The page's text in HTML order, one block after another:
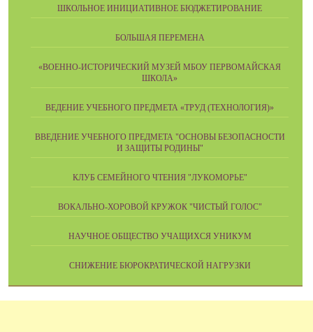
ШКОЛЬНОЕ ИНИЦИАТИВНОЕ БЮДЖЕТИРОВАНИЕ
БОЛЬШАЯ ПЕРЕМЕНА
«ВОЕННО-ИСТОРИЧЕСКИЙ МУЗЕЙ МБОУ ПЕРВОМАЙСКАЯ
ШКОЛА»
ВЕДЕНИЕ УЧЕБНОГО ПРЕДМЕТА «ТРУД (ТЕХНОЛОГИЯ)»
ВВЕДЕНИЕ УЧЕБНОГО ПРЕДМЕТА "ОСНОВЫ БЕЗОПАСНОСТИ
И ЗАЩИТЫ РОДИНЫ"
КЛУБ СЕМЕЙНОГО ЧТЕНИЯ "ЛУКОМОРЬЕ"
ВОКАЛЬНО-ХОРОВОЙ КРУЖОК "ЧИСТЫЙ ГОЛОС"
НАУЧНОЕ ОБЩЕСТВО УЧАЩИХСЯ УНИКУМ
СНИЖЕНИЕ БЮРОКРАТИЧЕСКОЙ НАГРУЗКИ